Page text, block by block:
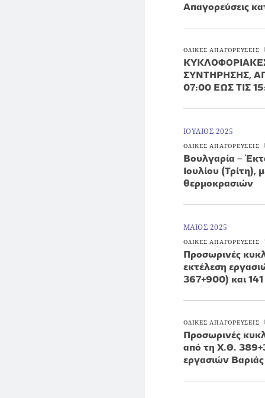
Απαγορεύσεις
ΟΔΙΚΕΣ ΑΠΑΓΟΡΕΥΣΕΙΣ
ΣΥΝΤΗΡΗΣΗΣ,
07:00 ΕΩΣ ΤΙΣ
ΙΟΥΛΙΟΣ 2025
ΟΔΙΚΕΣ ΑΠΑΓΟΡΕΥΣΕΙΣ
Βουλγαρία –
Ιουλίου
θερμοκρασιών
ΜΑΙΟΣ 2025
ΟΔΙΚΕΣ ΑΠΑΓΟΡΕΥΣΕΙΣ
Προσωρινές
εκτέλεση
367+900) και
ΟΔΙΚΕΣ ΑΠΑΓΟΡΕΥΣΕΙΣ
Προσωρινές
από τη Χ.Θ.
εργασιών